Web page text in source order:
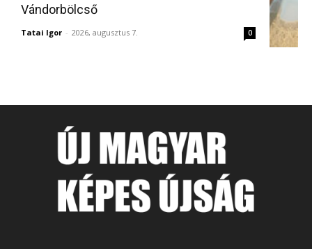
Vándorbölcső
Tatai Igor - 2026, augusztus 7. 0